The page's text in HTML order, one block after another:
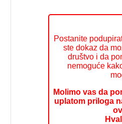
Postanite
ste dokaz da
društvo i da
nemoguće
Molimo vas da
uplatom priloga